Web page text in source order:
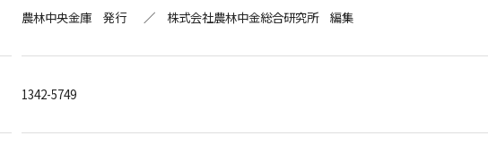
農林中央金庫 発行 ／ 株式会社農林中金総合研究所 編集
1342-5749